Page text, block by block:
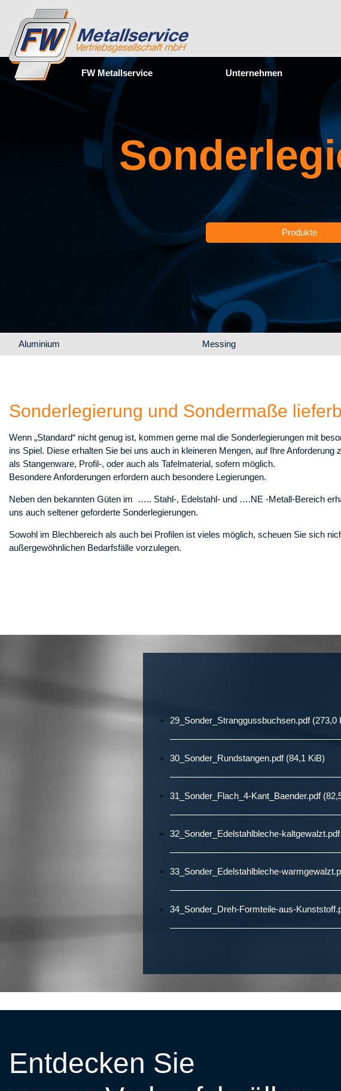
Navigation überspringen
FW Metallservice Unternehmen
Produkte
Navigation überspringen
Aluminium Messing
Sonderlegierung und Sondermaße
Wenn „Standard“ nicht genug ist, kommen gerne mal die Sonderlegierungen mit
ins Spiel. Diese erhalten Sie bei uns auch in kleineren Mengen, auf Ihre Anforderung
als Stangenware, Profil-, oder auch als Tafelmaterial, sofern möglich.
Besondere Anforderungen erfordern auch besondere Legierungen.
Neben den bekannten Güten im ….. Stahl-, Edelstahl- und ….NE -Metall-Bereich
uns auch seltener geforderte Sonderlegierungen.
Sowohl im Blechbereich als auch bei Profilen ist vieles möglich, scheuen Sie sich
außergewöhnlichen Bedarfsfälle vorzulegen.
29_Sonder_Stranggussbuchsen.pdf (273,0
30_Sonder_Rundstangen.pdf (84,1 KiB)
31_Sonder_Flach_4-Kant_Baender.pdf
32_Sonder_Edelstahlbleche-kaltgewalzt.pdf
33_Sonder_Edelstahlbleche-
34_Sonder_Dreh-Formteile-aus-
Entdecken Sie